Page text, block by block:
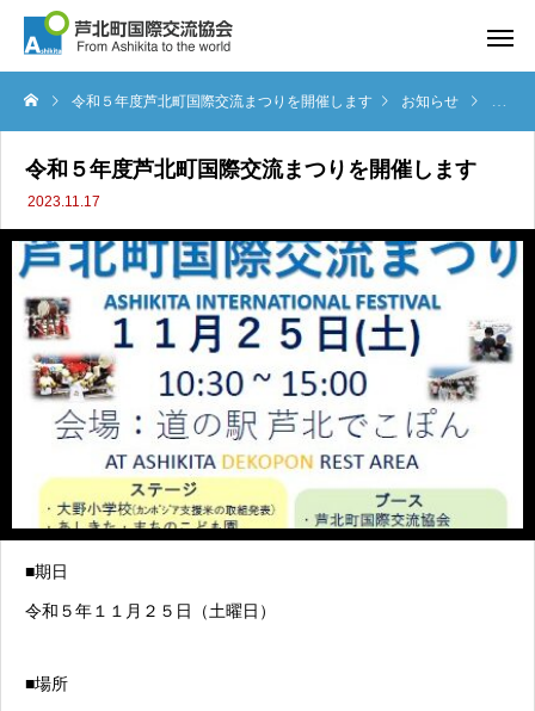
令和５年度芦北町国際交流まつりを開催します お知らせ 令和
令和５年度芦北町国際交流まつりを開催します
2023.11.17
■期日
令和５年１１月２５日（土曜日）
■場所